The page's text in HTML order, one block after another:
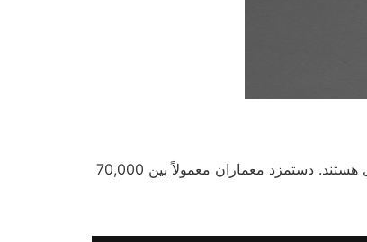
معماری یکی از حرفه‌های خلاقانه و پردرآمد در کانادا است. معماران مسئول طراحی و برنامه‌ریزی ساختمان‌ها و فضاهای شهری هستند. دستمزد معماران معمولاً بین 70,000